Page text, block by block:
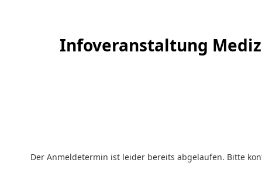
Infoveranstaltung
Der Anmeldetermin ist leider bereits abgelaufen. Bitte